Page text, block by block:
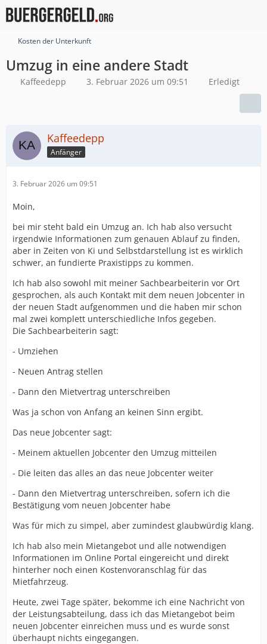
Kosten der Unterkunft
Umzug in eine andere Stadt
Kaffeedepp 3. Februar 2026 um 09:51 Erledigt
Kaffeedepp
Anfänger
3. Februar 2026 um 09:51
Moin,
bei mir steht bald ein Umzug an. Ich hab also versucht
irgendwie Informationen zum genauen Ablauf zu finden,
aber in Zeiten von Ki und Selbstdarstellung ist es wirklich
schwer, an fundierte Praxistipps zu kommen.
Ich hab also sowohl mit meiner Sachbearbeiterin vor Ort
gesprochen, als auch Kontakt mit dem neuen Jobcenter in
der neuen Stadt aufgenommen und die haben mir schon
mal zwei komplett unterschiedliche Infos gegeben.
Die Sachbearbeiterin sagt:
- Umziehen
- Neuen Antrag stellen
- Dann den Mietvertrag unterschreiben
Was ja schon von Anfang an keinen Sinn ergibt.
Das neue Jobcenter sagt:
- Meinem aktuellen Jobcenter den Umzug mitteilen
- Die leiten das alles an das neue Jobcenter weiter
- Dann den Mietvertrag unterschreiben, sofern ich die
Bestätigung vom neuen Jobcenter habe
Was für mich zu simpel, aber zumindest glaubwürdig klang.
Ich hab also mein Mietangebot und alle notwendigen
Informationen im Online Portal eingereicht und direkt
hinterher noch einen Kostenvoranschlag für das
Mietfahrzeug.
Heute, zwei Tage später, bekomme ich eine Nachricht von
der Leistungsabteilung, dass ich das Mietangebot beim
neuen Jobcenter einreichen muss und es wurde sonst
überhaupt nichts eingegangen.